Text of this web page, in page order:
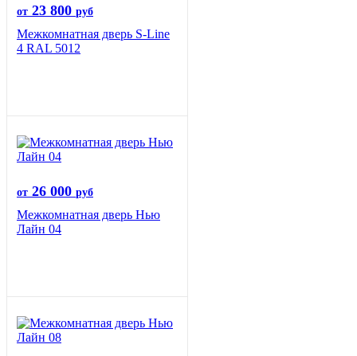
от 23 800 руб
Межкомнатная дверь S-Line
4 RAL 5012
от 26 000 руб
Межкомнатная дверь Нью
Лайн 04